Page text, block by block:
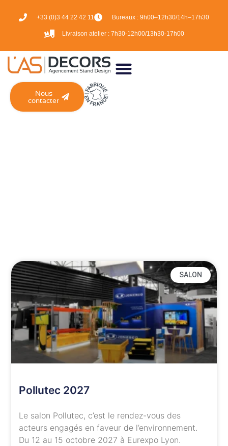
+33 (0)3 44 22 42 11 Bureaux : 9h00–12h30/14h–17h30
Livraison atelier : 7h30-12h00/13h30-17h00
Nous
contacter
SALON
Pollutec 2027
Le salon Pollutec, c’est le rendez-vous des
acteurs engagés en faveur de l’environnement.
Du 12 au 15 octobre 2027 à Eurexpo Lyon.